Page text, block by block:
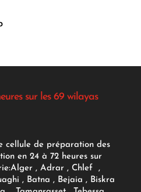
sur les 69 wilayas
cellule de préparation des
en 24 à 72 heures sur
Alger , Adrar, Chlef ,
, Batna , Bejaia , Biskra